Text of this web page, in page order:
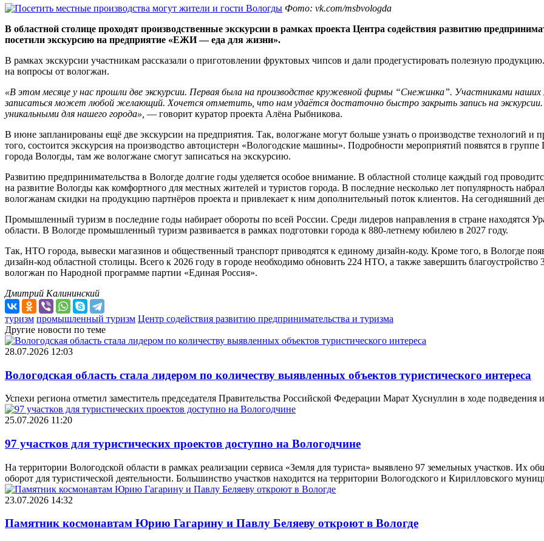
Фото: vk.com/msbvologda
В областной столице проходят производственные экскурсии в рамках проекта Центра содействия развитию
посетили экскурсию на предприятие «ЕЖИ — еда для жизни».
В рамках экскурсии участникам рассказали о приготовлении фруктовых чипсов и дали продегустировать полезную
на вопросы от вологжан.
«В этом месяце у нас прошли две экскурсии. Первая была на производстве кружевной фирмы “Снежинка”. Участниками
записаться может любой желающий. Хочется отметить, что нам удаётся достаточно быстро закрыть запись на
уникальными для нашего города», — говорит куратор проекта Алёна Рыбникова.
В июне запланированы ещё две экскурсии на предприятия. Так, вологжане могут больше узнать о производстве технологий
того, состоится экскурсия на производство автоцистерн «Вологодские машины». Подробности мероприятий появятся в
города Вологды, там же вологжане смогут записаться на экскурсию.
Развитию предпринимательства в Вологде долгие годы уделяется особое внимание. В областной столице каждый год
на развитие Вологды как комфортного для местных жителей и туристов города. В последние несколько лет популярность
вологжанам скидки на продукцию партнёров проекта и привлекает к ним дополнительный поток клиентов. На сегодняшний
Промышленный туризм в последние годы набирает обороты по всей России. Среди лидеров направления в стране находятся
области. В Вологде промышленный туризм развивается в рамках подготовки города к 880-летнему юбилею в 2027 году.
Так, НТО города, вывески магазинов и общественный транспорт приводятся к единому дизайн-коду. Кроме того, в Вологде
дизайн-код областной столицы. Всего к 2026 году в городе необходимо обновить 224 НТО, а также завершить
вологжан по Народной программе партии «Единая Россия».
Дмитрий Калининский
туризм промышленный туризм Центр содействия развитию предпринимательства и туризма
Другие новости по теме
28.07.2026 12:03
Вологодская область стала лидером по количеству выявленных объектов туристического интереса
Успехи региона отметил заместитель председателя Правительства Российской Федерации Марат Хуснуллин в ходе подведения
25.07.2026 11:20
97 участков для туристических проектов доступно на Вологодчине
На территории Вологодской области в рамках реализации сервиса «Земля для туриста» выявлено 97 земельных участков. Их
оборот для туристической деятельности. Большинство участков находится на территории Вологодского и Кирилловского
23.07.2026 14:32
Памятник космонавтам Юрию Гагарину и Павлу Беляеву откроют в Вологде